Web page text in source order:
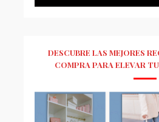
DESCUBRE LAS MEJORES
COMPRA PARA ELEVAR